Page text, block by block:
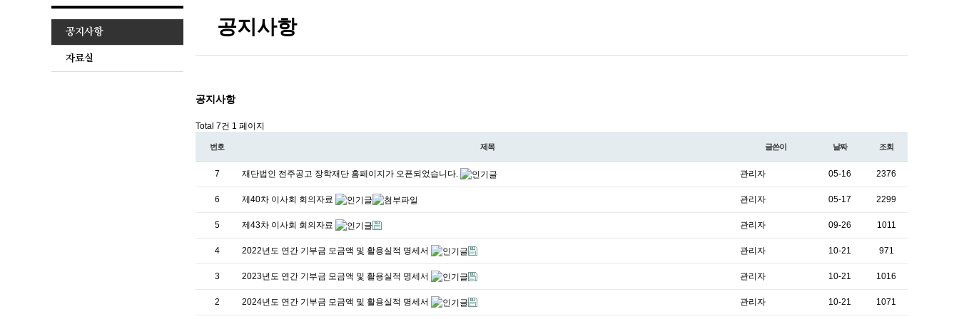
공지사항
자료실
공지사항
공지사항
Total 7건 1 페이지
번호 제목 글쓴이 날짜 조회
7 재단법인 전주공고 장학재단 홈페이지가 오픈되었습니다. 관리자 05-16 2376
6 제40차 이사회 회의자료 관리자 05-17 2299
5 제43차 이사회 회의자료 관리자 09-26 1011
4 2022년도 연간 기부금 모금액 및 활용실적 명세서 관리자 10-21 971
3 2023년도 연간 기부금 모금액 및 활용실적 명세서 관리자 10-21 1016
2 2024년도 연간 기부금 모금액 및 활용실적 명세서 관리자 10-21 1071